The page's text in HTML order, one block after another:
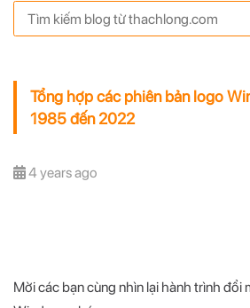
Tổng hợp các phiên bản logo
1985 đến 2022
4 years ago
Mời các bạn cùng nhìn lại hành trình đổi